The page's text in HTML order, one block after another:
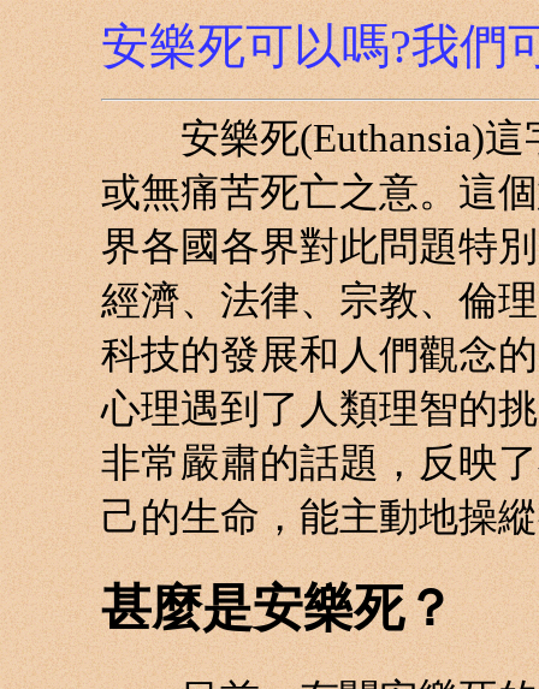
安樂死可以嗎?我們
安樂死(Euthansia)這
或無痛苦死亡之意。這
界各國各界對此問題特
經濟、法律、宗教、倫
科技的發展和人們觀念
心理遇到了人類理智的
非常嚴肅的話題，反映
己的生命，能主動地操
甚麼是安樂死？